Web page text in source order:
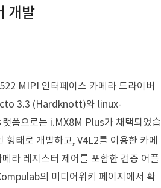
개발
MIPI 인터페이스 카메라 드라이버
3.3 (Hardknott)와 linux-
폼으로는 i.MX8M Plus가 채택되었습
태로 개발하고, V4L2를 이용한 카메
라 레지스터 제어를 포함한 검증 어플
의 미디어위키 페이지에서 확